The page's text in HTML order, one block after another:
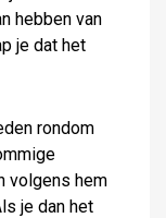
hebben van
je dat het
rondom
volgens hem
je dan het